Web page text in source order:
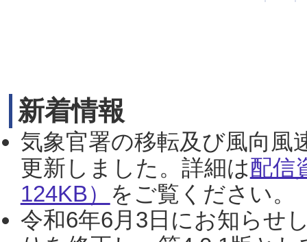
新着情報
気象官署の移転及び風向風
更新しました。詳細は配信
124KB） をご覧ください。
令和6年6月3日にお知らせ